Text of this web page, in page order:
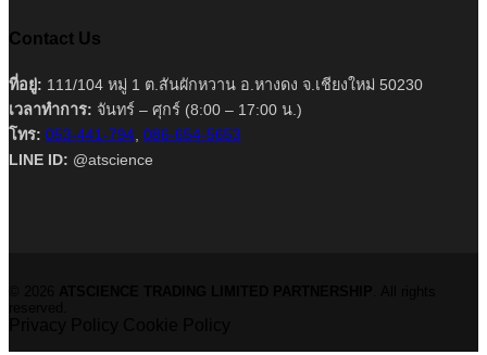
Contact Us
ที่อยู่: 111/104 หมู่ 1 ต.สันผักหวาน อ.หางดง จ.เชียงใหม่ 50230
เวลาทำการ: จันทร์ – ศุกร์ (8:00 – 17:00 น.)
โทร: 053-441-794 086-654-5653
LINE ID: @atscience